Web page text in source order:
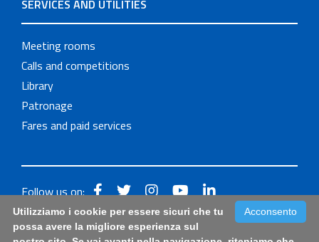
SERVICES AND UTILITIES
Meeting rooms
Calls and competitions
Library
Patronage
Fares and paid services
Follow us on:
Accessibilità: form di segnalazione di prima istanza per
Acconsento
Utilizziamo i cookie per essere sicuri che tu
possa avere la migliore esperienza sul